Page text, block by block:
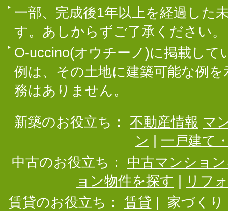
一部、完成後1年以上を経過した
す。あしからずご了承ください。
O-uccino(オウチーノ)に掲載して
例は、その土地に建築可能な例
務はありません。
新築のお役立ち： 不動産情報 マ
ン
一戸建て
中古のお役立ち：
中古マンショ
ョン物件を探す
リフ
賃貸のお役立ち：
賃貸
家づくり